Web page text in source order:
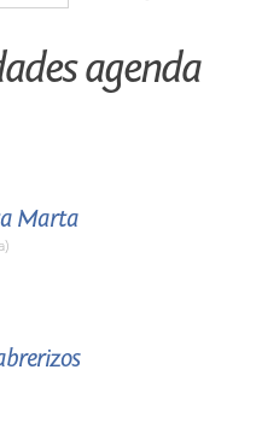
agenda
Marta